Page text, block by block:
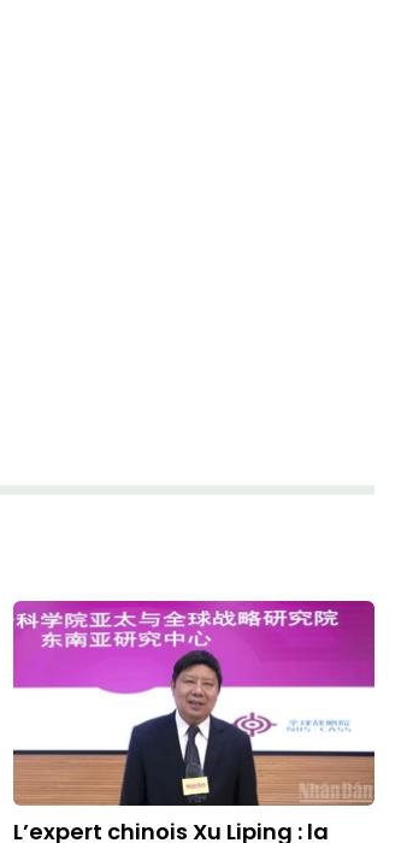
L’expert chinois Xu Liping : la